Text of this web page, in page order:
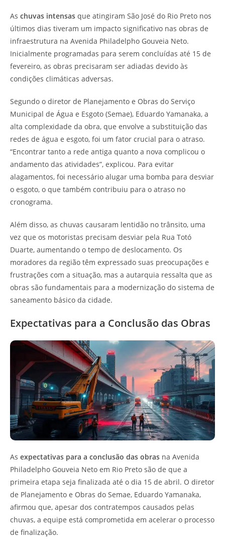
As chuvas intensas que atingiram São José do Rio Preto nos
últimos dias tiveram um impacto significativo nas obras de
infraestrutura na Avenida Philadelpho Gouveia Neto.
Inicialmente programadas para serem concluídas até 15 de
fevereiro, as obras precisaram ser adiadas devido às
condições climáticas adversas.
Segundo o diretor de Planejamento e Obras do Serviço
Municipal de Água e Esgoto (Semae), Eduardo Yamanaka, a
alta complexidade da obra, que envolve a substituição das
redes de água e esgoto, foi um fator crucial para o atraso.
“Encontrar tanto a rede antiga quanto a nova complicou o
andamento das atividades”, explicou. Para evitar
alagamentos, foi necessário alugar uma bomba para desviar
o esgoto, o que também contribuiu para o atraso no
cronograma.
Além disso, as chuvas causaram lentidão no trânsito, uma
vez que os motoristas precisam desviar pela Rua Totó
Duarte, aumentando o tempo de deslocamento. Os
moradores da região têm expressado suas preocupações e
frustrações com a situação, mas a autarquia ressalta que as
obras são fundamentais para a modernização do sistema de
saneamento básico da cidade.
Expectativas para a Conclusão das Obras
As expectativas para a conclusão das obras na Avenida
Philadelpho Gouveia Neto em Rio Preto são de que a
primeira etapa seja finalizada até o dia 15 de abril. O diretor
de Planejamento e Obras do Semae, Eduardo Yamanaka,
afirmou que, apesar dos contratempos causados pelas
chuvas, a equipe está comprometida em acelerar o processo
de finalização.